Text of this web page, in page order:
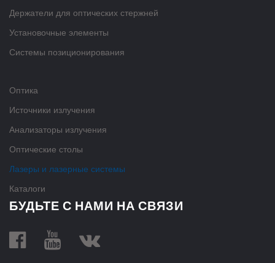
Держатели для оптических стержней
Установочные элементы
Системы позиционирования
Оптика
Источники излучения
Анализаторы излучения
Оптические столы
Лазеры и лазерные системы
Каталоги
БУДЬТЕ С НАМИ НА СВЯЗИ